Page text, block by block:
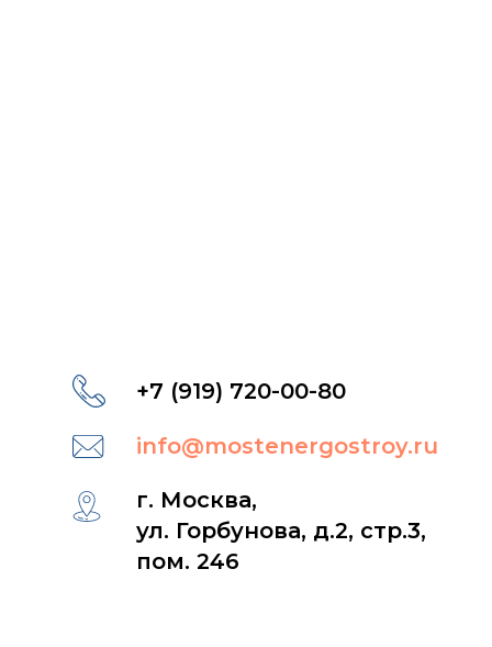
+7 (919) 720-00-80
info@mostenergostroy.ru
г. Москва,
ул. Горбунова, д.2, стр.3,
пом. 246